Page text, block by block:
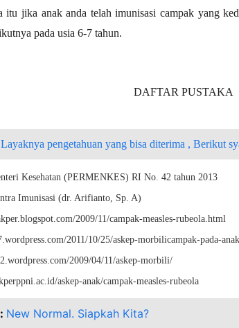
itu jika anak anda telah imunisasi campak yang
pada usia 6-7 tahun.
DAFTAR PUSTAKA
Layaknya pengetahuan yang bisa diterima , Berikut
Kesehatan (PERMENKES) RI No. 42 tahun 2013
Imunisasi (dr. Arifianto, Sp. A)
2009/11/campak-measles-rubeola.html
2011/10/25/askep-morbilicampak-pada-
2009/04/11/askep-morbili/
askep-anak/campak-measles-rubeola
New Normal. Siapkah Kita?